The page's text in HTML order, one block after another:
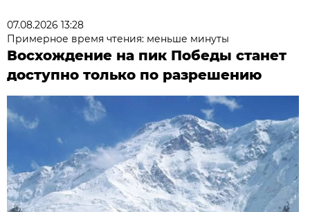
07.08.2026 13:28
Примерное время чтения: меньше минуты
Восхождение на пик Победы станет
доступно только по разрешению